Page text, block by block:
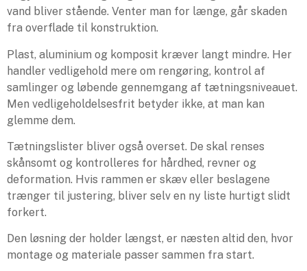
vand bliver stående. Venter man for længe, går skaden
fra overflade til konstruktion.
Plast, aluminium og komposit kræver langt mindre. Her
handler vedligehold mere om rengøring, kontrol af
samlinger og løbende gennemgang af tætningsniveauet.
Men vedligeholdelsesfrit betyder ikke, at man kan
glemme dem.
Tætningslister bliver også overset. De skal renses
skånsomt og kontrolleres for hårdhed, revner og
deformation. Hvis rammen er skæv eller beslagene
trænger til justering, bliver selv en ny liste hurtigt slidt
forkert.
Den løsning der holder længst, er næsten altid den, hvor
montage og materiale passer sammen fra start.